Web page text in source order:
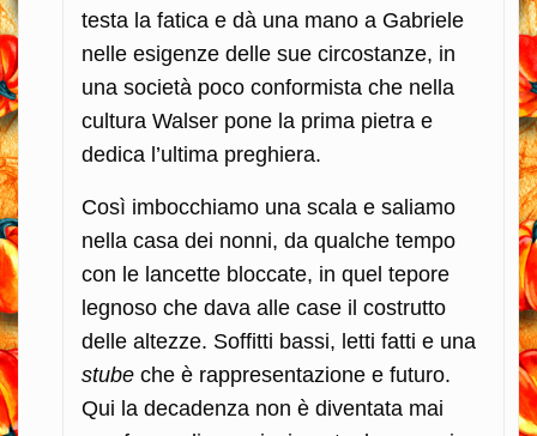
testa la fatica e dà una mano a Gabriele
nelle esigenze delle sue circostanze, in
una società poco conformista che nella
cultura Walser pone la prima pietra e
dedica l’ultima preghiera.
Così imbocchiamo una scala e saliamo
nella casa dei nonni, da qualche tempo
con le lancette bloccate, in quel tepore
legnoso che dava alle case il costrutto
delle altezze. Soffitti bassi, letti fatti e una
stube che è rappresentazione e futuro.
Qui la decadenza non è diventata mai